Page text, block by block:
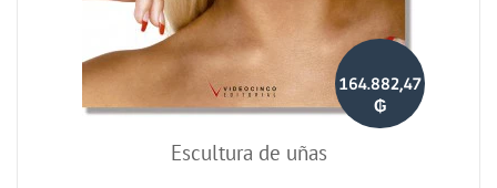
164.882,47
₲
Escultura de uñas